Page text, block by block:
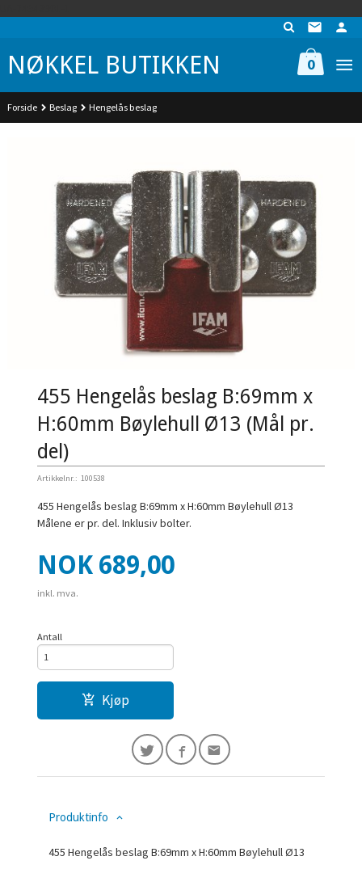
NØKKEL BUTIKKEN 0
Forside Beslag Hengelås beslag
455 Hengelås beslag B:69mm x
H:60mm Bøylehull Ø13 (Mål pr.
del)
Artikkelnr.: 100538
455 Hengelås beslag B:69mm x H:60mm Bøylehull Ø13
Målene er pr. del. Inklusiv bolter.
Pris
NOK 689,00
inkl. mva.
Antall
Kjøp
Produktinfo
455 Hengelås beslag B:69mm x H:60mm Bøylehull Ø13